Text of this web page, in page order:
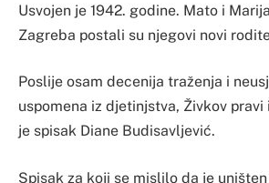
Usvojen je 1942. godine. Mato i
Zagreba postali su njegovi novi
Poslije osam decenija traženja i
uspomena iz djetinjstva, Živkov
je spisak Diane Budisavljević.
Spisak za koji se mislilo da je